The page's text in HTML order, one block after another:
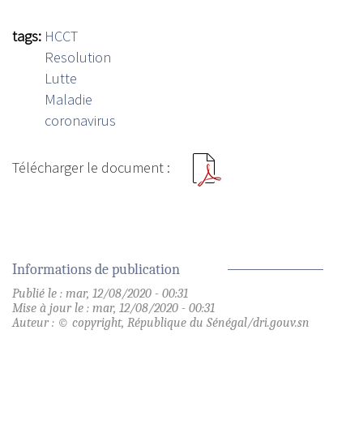
tags: HCCT
Resolution
Lutte
Maladie
coronavirus
Informations de publication
Publié le : mar, 12/08/2020 - 00:31
Mise à jour le : mar, 12/08/2020 - 00:31
Auteur : © copyright, République du Sénégal/dri.gouv.sn